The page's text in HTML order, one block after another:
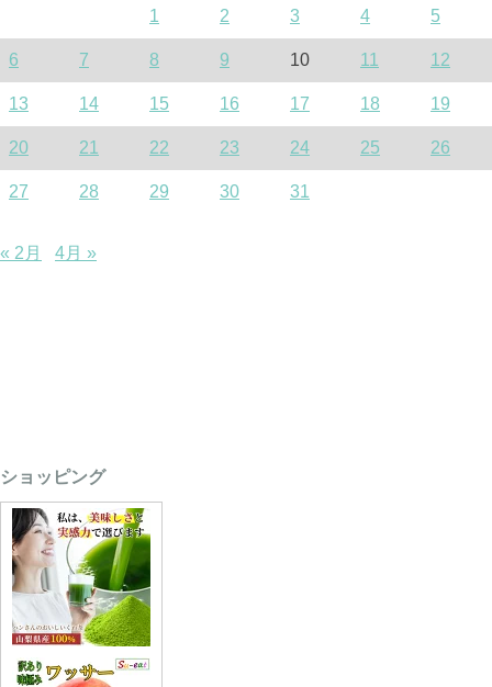
1 2 3 4 5
6 7 8 9 10 11 12
13 14 15 16 17 18 19
20 21 22 23 24 25 26
27 28 29 30 31
« 2月 4月 »
ショッピング